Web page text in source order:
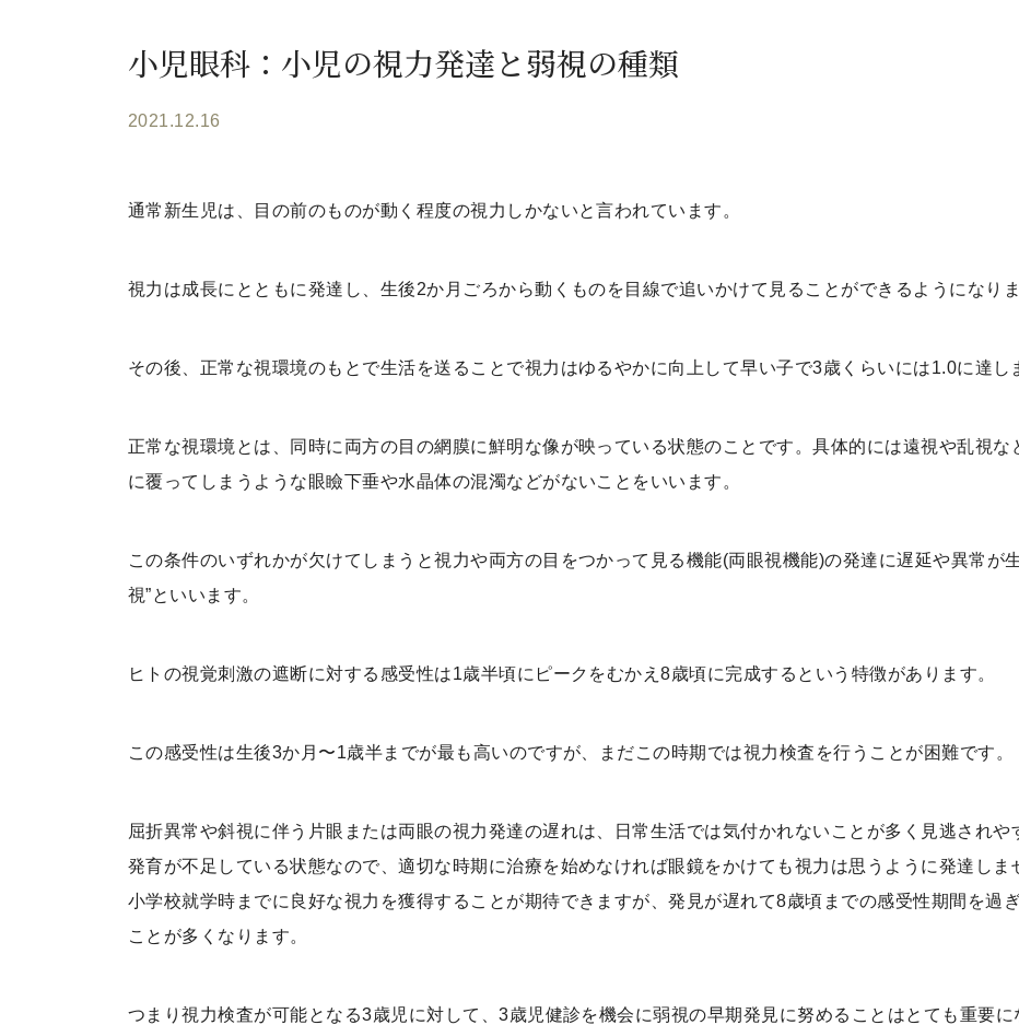
小児眼科：小児の視力発達と弱視の種類
2021.12.16
通常新生児は、目の前のものが動く程度の視力しかないと言われています。
視力は成長にとともに発達し、生後2か月ごろから動くものを目線で追いかけて見ることができるようになり
その後、正常な視環境のもとで生活を送ることで視力はゆるやかに向上して早い子で3歳くらいには1.0に達し
正常な視環境とは、同時に両方の目の網膜に鮮明な像が映っている状態のことです。具体的には遠視や乱視
に覆ってしまうような眼瞼下垂や水晶体の混濁などがないことをいいます。
この条件のいずれかが欠けてしまうと視力や両方の目をつかって見る機能(両眼視機能)の発達に遅延や異常が
視”といいます。
ヒトの視覚刺激の遮断に対する感受性は1歳半頃にピークをむかえ8歳頃に完成するという特徴があります。
この感受性は生後3か月〜1歳半までが最も高いのですが、まだこの時期では視力検査を行うことが困難です。
屈折異常や斜視に伴う片眼または両眼の視力発達の遅れは、日常生活では気付かれないことが多く見逃され
発育が不足している状態なので、適切な時期に治療を始めなければ眼鏡をかけても視力は思うように発達し
小学校就学時までに良好な視力を獲得することが期待できますが、発見が遅れて8歳頃までの感受性期間を過
ことが多くなります。
つまり視力検査が可能となる3歳児に対して、3歳児健診を機会に弱視の早期発見に努めることは